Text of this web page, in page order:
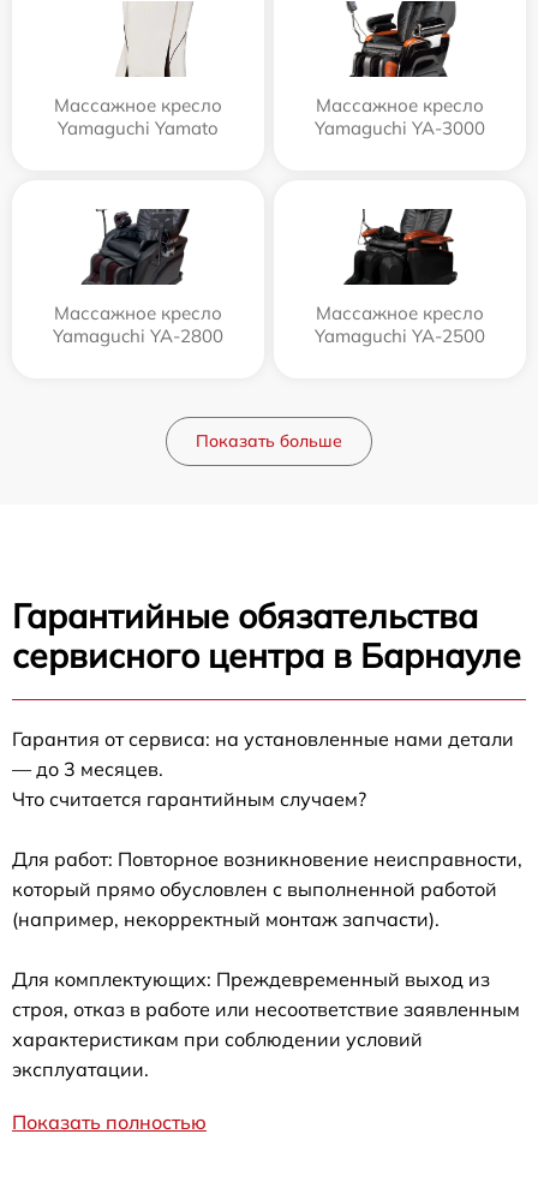
Массажное кресло
Yamaguchi Yamato
Массажное кресло
Yamaguchi YA-3000
Массажное кресло
Yamaguchi YA-2800
Массажное кресло
Yamaguchi YA-2500
Показать больше
Гарантийные обязательства
сервисного центра в Барнауле
Гарантия от сервиса: на установленные нами детали
— до 3 месяцев.
Что считается гарантийным случаем?
Для работ: Повторное возникновение неисправности,
который прямо обусловлен с выполненной работой
(например, некорректный монтаж запчасти).
Для комплектующих: Преждевременный выход из
строя, отказ в работе или несоответствие заявленным
характеристикам при соблюдении условий
эксплуатации.
Показать полностью